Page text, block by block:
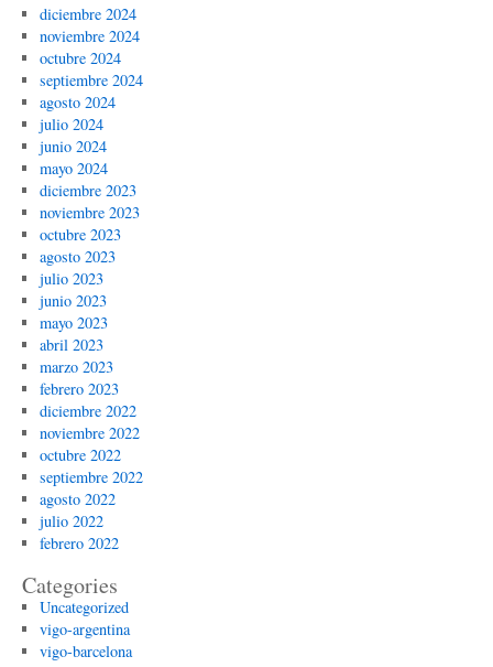
diciembre 2024
noviembre 2024
octubre 2024
septiembre 2024
agosto 2024
julio 2024
junio 2024
mayo 2024
diciembre 2023
noviembre 2023
octubre 2023
agosto 2023
julio 2023
junio 2023
mayo 2023
abril 2023
marzo 2023
febrero 2023
diciembre 2022
noviembre 2022
octubre 2022
septiembre 2022
agosto 2022
julio 2022
febrero 2022
Categories
Uncategorized
vigo-argentina
vigo-barcelona